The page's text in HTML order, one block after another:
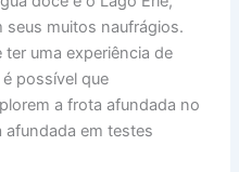
muitos naufrágios.
ter uma experiência de
possível que
a frota afundada no
afundada em testes